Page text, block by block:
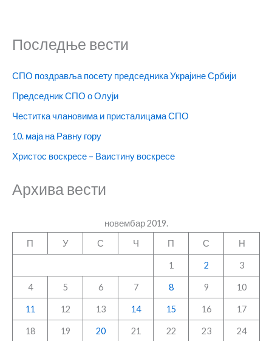
Последње вести
СПО поздравља посету председника Украјине Србији
Председник СПО о Олуји
Честитка члановима и присталицама СПО
10. маја на Равну гору
Христос воскресе – Ваистину воскресе
Архива вести
новембар 2019.
П
У С Ч П С Н
1 2 3
4 5 6 7 8 9 10
11 12 13 14 15 16 17
18 19 20 21 22 23 24